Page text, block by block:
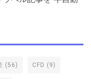
(56) CFD (9)